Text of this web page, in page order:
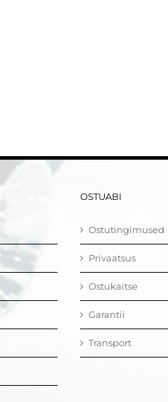
OSTUABI
Ostutingimused
Privaatsus
Ostukaitse
Garantii
Transport